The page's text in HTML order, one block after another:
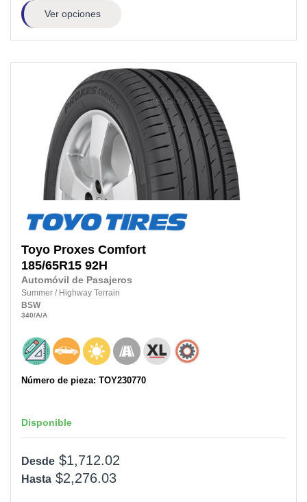
Ver opciones
Toyo Proxes Comfort
185/65R15 92H
Automóvil de Pasajeros
Summer / Highway Terrain
BSW
340/A/A
Número de pieza: TOY230770
Disponible
Desde $1,712.02
Hasta $2,276.03